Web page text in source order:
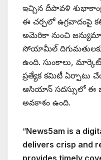
ఇచ్చిన దీపావళి
ఈ చర్చలో ఉగ్రవాదంపై
అమెరికా నుంచి
సోయామీల్
ఉంది. సుంకాలు,
ప్రత్యేక కమిటీ
ఆసియాన్‌ సదస్సులో ఈ
అవకాశం ఉంది.
“News5am is a
delivers crisp and
provides timely